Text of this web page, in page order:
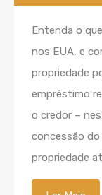
Entenda o
nos EUA, e
propriedade
empréstimo
o credor –
concessão
propriedade